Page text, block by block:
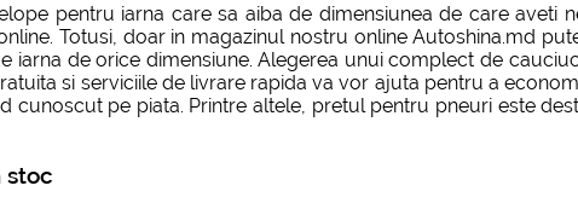
pentru iarna care sa aiba de dimensiunea de care aveti
Totusi, doar in magazinul nostru online Autoshina.md
iarna de orice dimensiune. Alegerea unui complect de
si serviciile de livrare rapida va vor ajuta pentru a
cunoscut pe piata. Printre altele, pretul pentru pneuri este
stoc